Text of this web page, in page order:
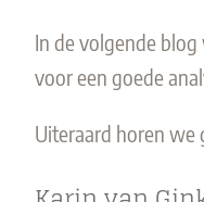
In de volgende
voor een goede
Uiteraard horen we